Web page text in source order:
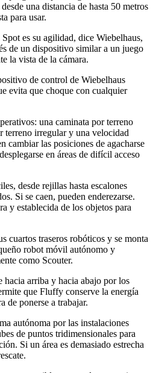
una distancia de hasta 50 metros
para usar.
es su agilidad, dice Wiebelhaus,
de un dispositivo similar a un juego
la vista de la cámara.
de control de Wiebelhaus
evita que choque con cualquier
una caminata por terreno
terreno irregular y una velocidad
cambiar las posiciones de agacharse
en áreas de difícil acceso
desde rejillas hasta escalones
Si se caen, pueden enderezarse.
y establecida de los objetos para
cuartos traseros robóticos y se monta
robot móvil autónomo y
como Scouter.
hacia arriba y hacia abajo por los
que Fluffy conserve la energía
de ponerse a trabajar.
autónoma por las instalaciones
de puntos tridimensionales para
Si un área es demasiado estrecha